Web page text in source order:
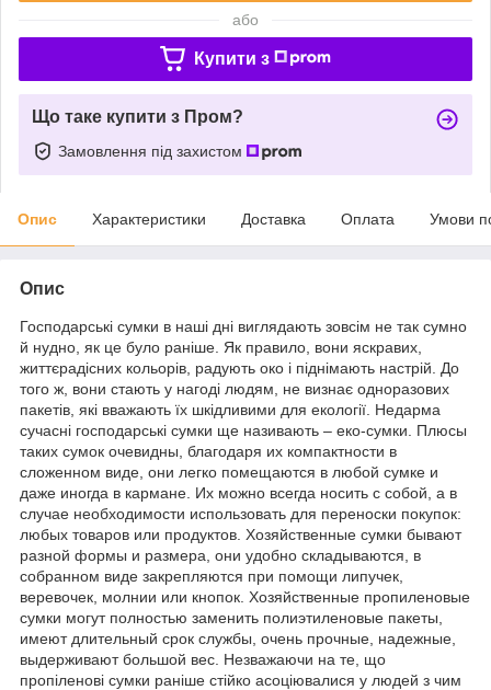
або
Купити з
Що таке купити з Пром?
Замовлення під захистом
Опис Характеристики Доставка Оплата Умови
Опис
Господарські сумки в наші дні виглядають зовсім не так сумно
й нудно, як це було раніше. Як правило, вони яскравих,
життєрадісних кольорів, радують око і піднімають настрій. До
того ж, вони стають у нагоді людям, не визнає одноразових
пакетів, які вважають їх шкідливими для екології. Недарма
сучасні господарські сумки ще називають – еко-сумки. Плюсы
таких сумок очевидны, благодаря их компактности в
сложенном виде, они легко помещаются в любой сумке и
даже иногда в кармане. Их можно всегда носить с собой, а в
случае необходимости использовать для переноски покупок:
любых товаров или продуктов. Хозяйственные сумки бывают
разной формы и размера, они удобно складываются, в
собранном виде закрепляются при помощи липучек,
веревочек, молнии или кнопок. Хозяйственные пропиленовые
сумки могут полностью заменить полиэтиленовые пакеты,
имеют длительный срок службы, очень прочные, надежные,
выдерживают большой вес. Незважаючи на те, що
пропіленові сумки раніше стійко асоціювалися у людей з чим